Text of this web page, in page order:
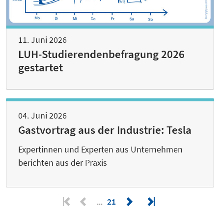
11. Juni 2026
LUH-Studierendenbefragung 2026
gestartet
04. Juni 2026
Gastvortrag aus der Industrie: Tesla
Expertinnen und Experten aus Unternehmen
berichten aus der Praxis
21